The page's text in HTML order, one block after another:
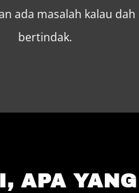
ada masalah kalau dah
bertindak.
APA YANG